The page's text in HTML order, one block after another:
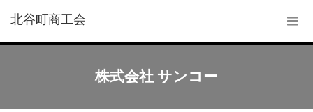
北谷町商工会
株式会社 サンコー